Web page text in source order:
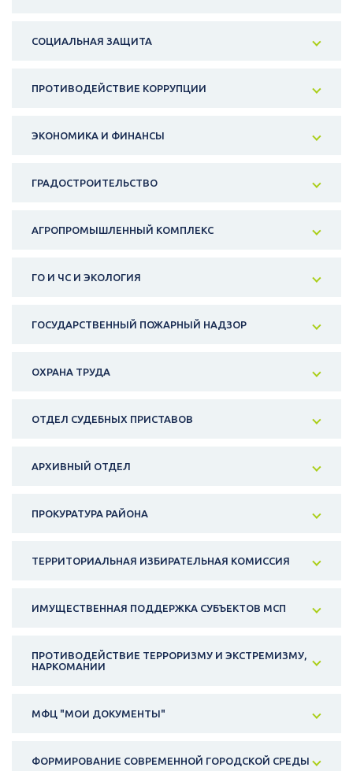
СОЦИАЛЬНАЯ ЗАЩИТА
ПРОТИВОДЕЙСТВИЕ КОРРУПЦИИ
ЭКОНОМИКА И ФИНАНСЫ
ГРАДОСТРОИТЕЛЬСТВО
АГРОПРОМЫШЛЕННЫЙ КОМПЛЕКС
ГО И ЧС И ЭКОЛОГИЯ
ГОСУДАРСТВЕННЫЙ ПОЖАРНЫЙ НАДЗОР
ОХРАНА ТРУДА
ОТДЕЛ СУДЕБНЫХ ПРИСТАВОВ
АРХИВНЫЙ ОТДЕЛ
ПРОКУРАТУРА РАЙОНА
ТЕРРИТОРИАЛЬНАЯ ИЗБИРАТЕЛЬНАЯ КОМИССИЯ
ИМУЩЕСТВЕННАЯ ПОДДЕРЖКА СУБЪЕКТОВ МСП
ПРОТИВОДЕЙСТВИЕ ТЕРРОРИЗМУ И ЭКСТРЕМИЗМУ,
НАРКОМАНИИ
МФЦ "МОИ ДОКУМЕНТЫ"
ФОРМИРОВАНИЕ СОВРЕМЕННОЙ ГОРОДСКОЙ СРЕДЫ